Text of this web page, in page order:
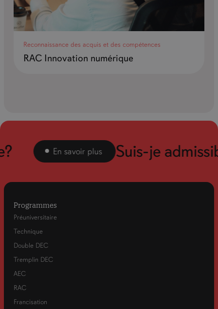
Reconnaissance des acquis et des compétences
RAC Innovation numérique
En savoir plus Suis-je
Programmes
Préuniversitaire
Technique
Double DEC
Tremplin DEC
AEC
RAC
Francisation